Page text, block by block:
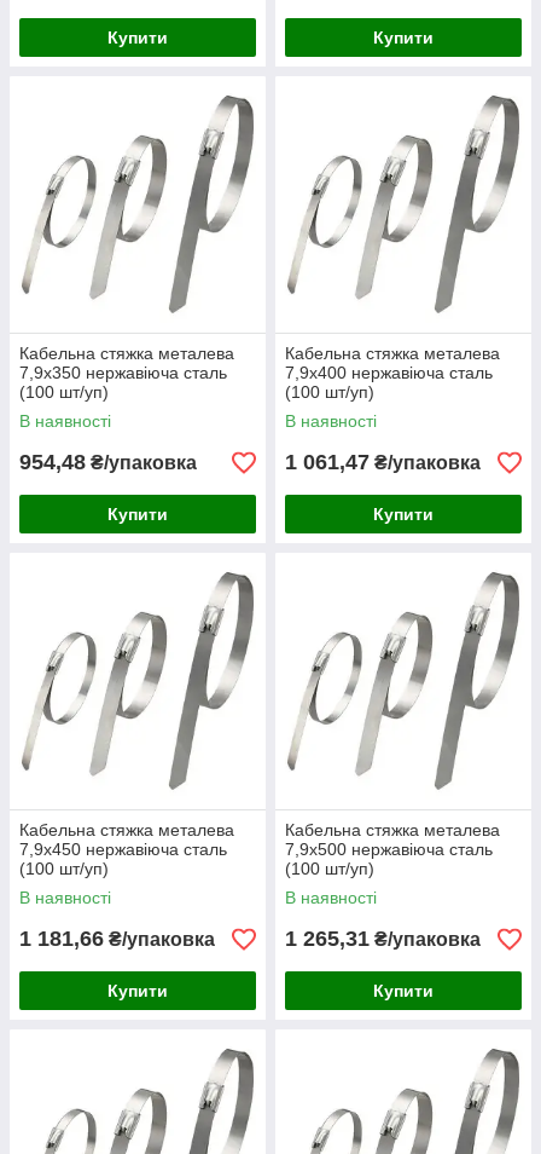
Купити Купити
Кабельна стяжка металева
7,9х350 нержавіюча сталь
(100 шт/уп)
В наявності
954,48 ₴/упаковка
Купити
Кабельна стяжка металева
7,9х400 нержавіюча сталь
(100 шт/уп)
В наявності
1 061,47 ₴/упаковка
Купити
Кабельна стяжка металева
7,9х450 нержавіюча сталь
(100 шт/уп)
В наявності
1 181,66 ₴/упаковка
Купити
Кабельна стяжка металева
7,9х500 нержавіюча сталь
(100 шт/уп)
В наявності
1 265,31 ₴/упаковка
Купити